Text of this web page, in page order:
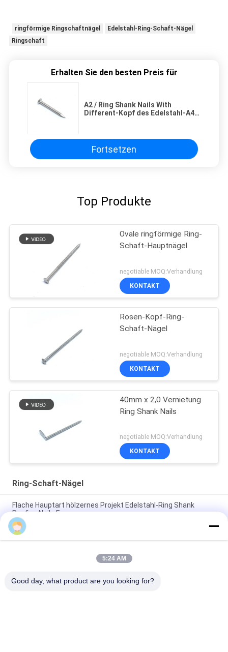
ringförmige Ringschaftnägel
Edelstahl-Ring-Schaft-Nägel
Ringschaft
Erhalten Sie den besten Preis für
A2 / Ring Shank Nails With
Different-Kopf des Edelstahl-A4
Fortsetzen
Top Produkte
Ovale ringförmige Ring-
Schaft-Hauptnägel
negotiable MOQ:Verhandlung
KONTAKT
Rosen-Kopf-Ring-
Schaft-Nägel
negotiable MOQ:Verhandlung
KONTAKT
40mm x 2,0 Vernietung
Ring Shank Nails
negotiable MOQ:Verhandlung
KONTAKT
Ring-Schaft-Nägel
Flache Hauptart hölzernes Projekt Edelstahl-Ring Shank
Roofing Nails Fors
Ruck-Kopf polierte Edelstahl ringförmigen Ring Shank Nails For
Timbers
32MM x 1,9 karierter flacher Rost-Schutz Kopf-Ring Shank
5:24 AM
Good day, what product are you looking for?